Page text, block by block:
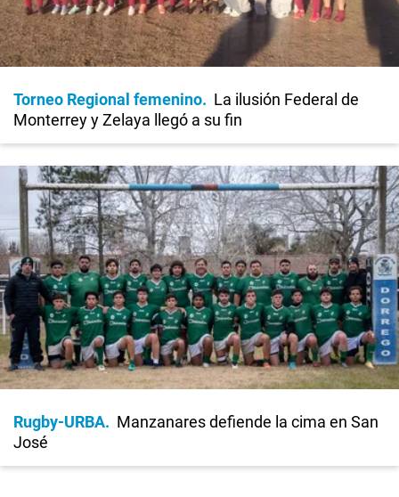
Torneo Regional femenino
La ilusión Federal de
Monterrey y Zelaya llegó a su fin
Rugby-URBA
Manzanares defiende la cima en San
José